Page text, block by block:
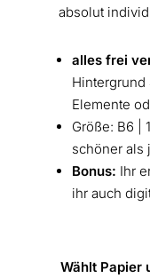
absolut
alles frei
Hintergrund
Elemente
Größe: B6 |
schöner als
Bonus: Ihr
ihr auch
Wählt Papier